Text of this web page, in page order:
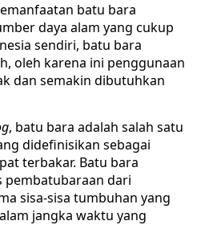
batu bara
daya alam yang cukup
sendiri, batu bara
oleh karena ini penggunaan
dan semakin dibutuhkan
, batu bara adalah salah satu
didefinisikan sebagai
terbakar. Batu bara
dari
sisa-sisa tumbuhan yang
jangka waktu yang